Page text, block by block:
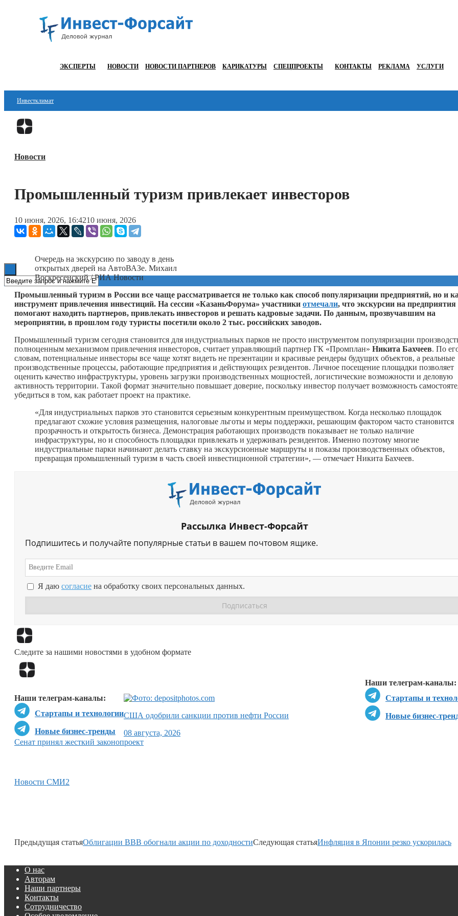
ЭКСПЕРТЫ НОВОСТИ НОВОСТИ ПАРТНЕРОВ КАРИКАТУРЫ СПЕЦПРОЕКТЫ КОНТАКТЫ РЕКЛАМА УСЛУГИ
Инвестклимат
Финансы
Блокчейн
Технологии
ESG
Новости
Промышленный туризм привлекает инвесторов
10 июня, 2026, 16:4210 июня, 2026
Очередь на экскурсию по заводу в день
открытых дверей на АвтоВАЗе. Михаил
Воскресенский / РИА Новости
Промышленный туризм в России все чаще рассматривается не только как способ популяризации предприятий, но и
инструмент привлечения инвестиций. На сессии «КазаньФорума» участники отмечали, что экскурсии на предприятия
помогают находить партнеров, привлекать инвесторов и решать кадровые задачи. По данным, прозвучавшим на
мероприятии, в прошлом году туристы посетили около 2 тыс. российских заводов.
Промышленный туризм сегодня становится для индустриальных парков не просто инструментом популяризации
полноценным механизмом привлечения инвесторов, считает управляющий партнер ГК «Промплан» Никита Бахчеев. По
словам, потенциальные инвесторы все чаще хотят видеть не презентации и красивые рендеры будущих объектов, а реальные
производственные процессы, работающие предприятия и действующих резидентов. Личное посещение площадки позволяет
оценить качество инфраструктуры, уровень загрузки производственных мощностей, логистические возможности и деловую
активность территории. Такой формат значительно повышает доверие, поскольку инвестор получает возможность
убедиться в том, как работает проект на практике.
«Для индустриальных парков это становится серьезным конкурентным преимуществом. Когда несколько площадок
предлагают схожие условия размещения, налоговые льготы и меры поддержки, решающим фактором часто становится
прозрачность и открытость бизнеса. Демонстрация работающих производств показывает не только наличие
инфраструктуры, но и способность площадки привлекать и удерживать резидентов. Именно поэтому многие
индустриальные парки начинают делать ставку на экскурсионные маршруты и показы производственных объектов,
превращая промышленный туризм в часть своей инвестиционной стратегии», — отмечает Никита Бахчеев.
Рассылка Инвест-Форсайт
Подпишитесь и получайте популярные статьи в вашем почтовом ящике.
Я даю согласие на обработку своих персональных данных.
Следите за нашими новостями в удобном формате
Наши телеграм-каналы:
Стартапы и
Новые бизнес-
Наши телеграм-каналы:
Стартапы и технологии
Новые бизнес-тренды
США одобрили санкции против нефти России
08 августа, 2026
Сенат принял жесткий законопроект
Новости СМИ2
Предыдущая статьяОблигации BBB обогнали акции по доходностиСледующая статьяИнфляция в Японии резко ускорилась
О нас
Авторам
Наши партнеры
Контакты
Сотрудничество